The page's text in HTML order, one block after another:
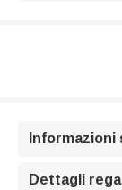
Dettagli